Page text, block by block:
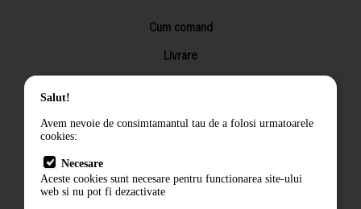
Cum comand
Livrare
Returnarea produselor
Termeni si conditii
Salut!
Avem nevoie de consimtamantul tau de a folosi urmatoarele
cookies:
Necesare
Aceste cookies sunt necesare pentru functionarea site-ului
web si nu pot fi dezactivate